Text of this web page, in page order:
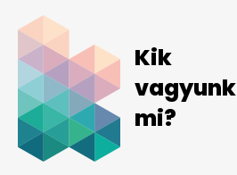
Kik
vagyunk
mi?